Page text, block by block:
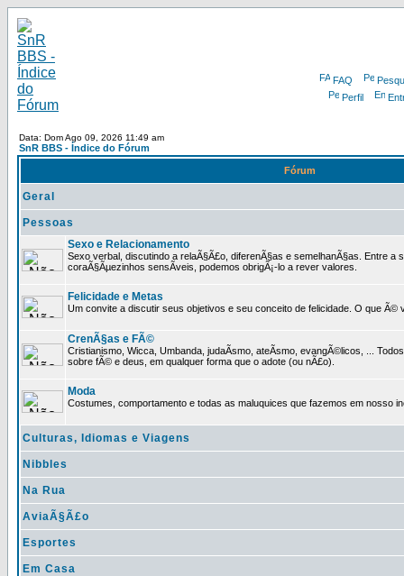
FAQ
Perfil
Data: Dom Ago 09, 2026 11:49 am
SnR BBS - Índice do Fórum
Fórum
Geral
Pessoas
Sexo e Relacionamento
Sexo verbal, discutindo a relaÃ§Ã£o, diferenÃ§as e semelhanÃ§as. Entre a
coraÃ§Ãµezinhos sensÃ­veis, podemos obrigÃ¡-lo a rever valores.
Felicidade e Metas
Um convite a discutir seus objetivos e seu conceito de felicidade. O que Ã©
CrenÃ§as e FÃ©
Cristianismo, Wicca, Umbanda, judaÃ­smo, ateÃ­smo, evangÃ©licos, ...
sobre fÃ© e deus, em qualquer forma que o adote (ou nÃ£o).
Moda
Costumes, comportamento e todas as maluquices que fazemos em nosso
Culturas, Idiomas e Viagens
Nibbles
Na Rua
AviaÃ§Ã£o
Esportes
Em Casa